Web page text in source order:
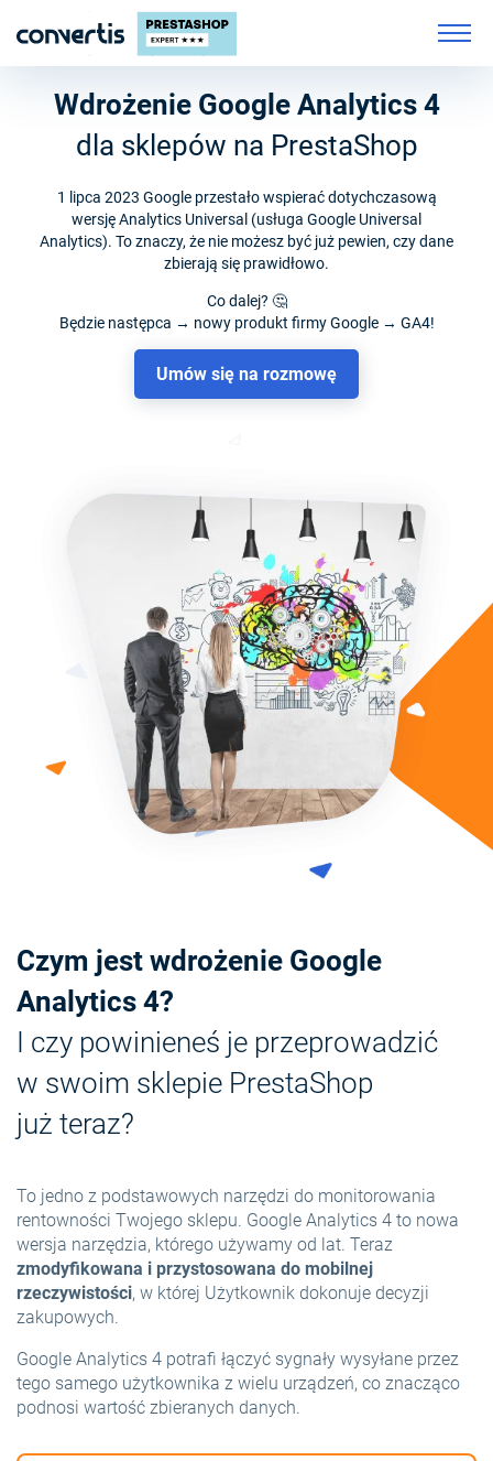
Wdrożenie Google Analytics 4
dla sklepów na PrestaShop
1 lipca 2023 Google przestało wspierać dotychczasową
wersję Analytics Universal (usługa Google Universal
Analytics). To znaczy, że nie możesz być już pewien, czy dane
zbierają się prawidłowo.
Co dalej? 🤔
Będzie następca → nowy produkt firmy Google → GA4!
Umów się na rozmowę
Czym jest wdrożenie Google
Analytics 4?
I czy powinieneś je przeprowadzić
w swoim sklepie PrestaShop
już teraz?
To jedno z podstawowych narzędzi do monitorowania
rentowności Twojego sklepu. Google Analytics 4 to nowa
wersja narzędzia, którego używamy od lat. Teraz
zmodyfikowana i przystosowana do mobilnej
rzeczywistości, w której Użytkownik dokonuje decyzji
zakupowych.
Google Analytics 4 potrafi łączyć sygnały wysyłane przez
tego samego użytkownika z wielu urządzeń, co znacząco
podnosi wartość zbieranych danych.